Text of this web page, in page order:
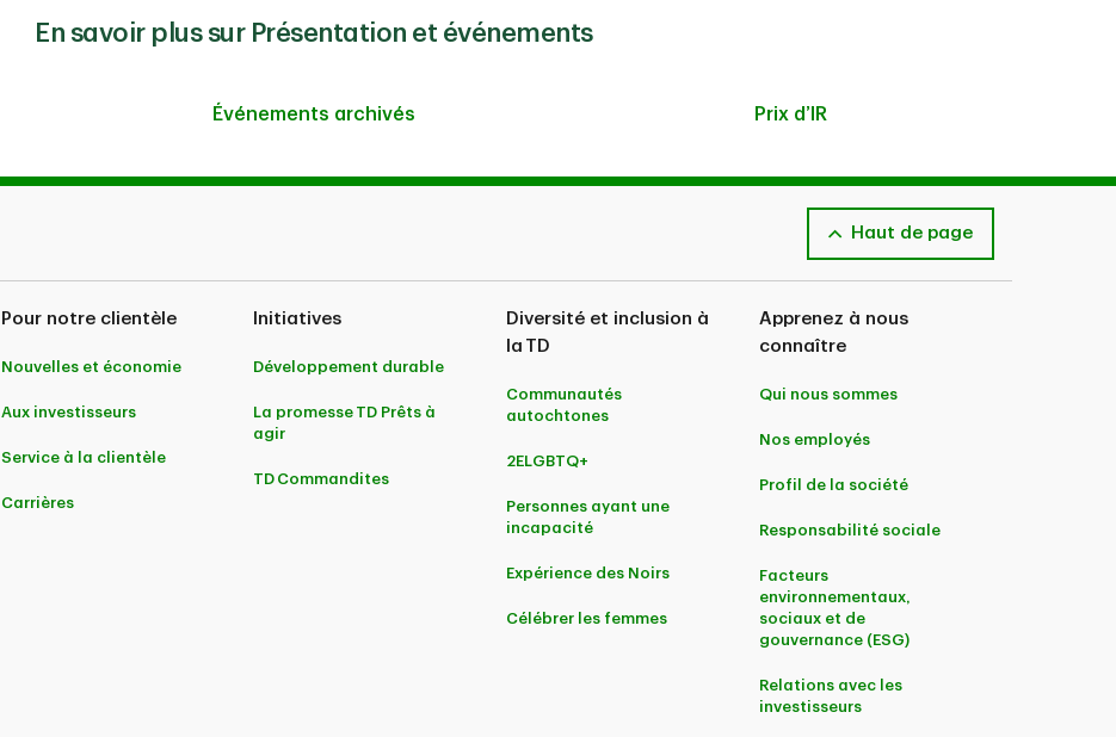
En savoir plus sur Présentation et événements
Événements archivés Prix d’IR
Haut de page
Pour notre clientèle
Nouvelles et économie
Aux investisseurs
Service à la clientèle
Carrières
Initiatives
Développement durable
La promesse TD Prêts à
agir
TD Commandites
Diversité et inclusion à
la TD
Communautés
autochtones
2ELGBTQ+
Personnes ayant une
incapacité
Expérience des Noirs
Célébrer les femmes
Apprenez à nous
connaître
Qui nous sommes
Nos employés
Profil de la société
Responsabilité sociale
Facteurs
environnementaux,
sociaux et de
gouvernance (ESG)
Relations avec les
investisseurs